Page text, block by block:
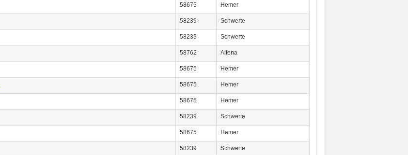
58675 Hemer
58239 Schwerte
58239 Schwerte
58762 Altena
58675 Hemer
58675 Hemer
58675 Hemer
58239 Schwerte
58675 Hemer
58239 Schwerte